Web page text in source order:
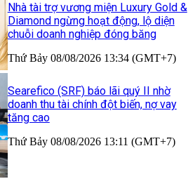
Nhà tài trợ vương miện Luxury Gold &
Diamond ngừng hoạt động, lộ diện
chuỗi doanh nghiệp đóng băng
Thứ Bảy 08/08/2026 13:34 (GMT+7)
Searefico (SRF) báo lãi quý II nhờ
doanh thu tài chính đột biến, nợ vay
tăng cao
Thứ Bảy 08/08/2026 13:11 (GMT+7)